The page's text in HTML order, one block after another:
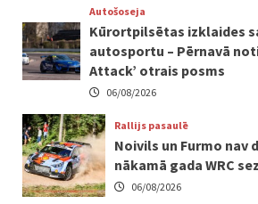
Autošoseja
Kūrortpilsētas izklaides
autosportu – Pērnavā
Attack’ otrais posms
06/08/2026
Rallijs pasaulē
Noivils un Furmo nav
nākamā gada WRC
06/08/2026